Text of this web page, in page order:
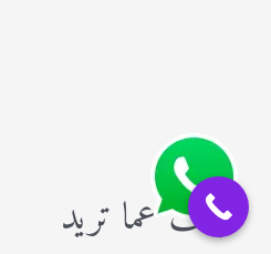
ابحث عما تريد